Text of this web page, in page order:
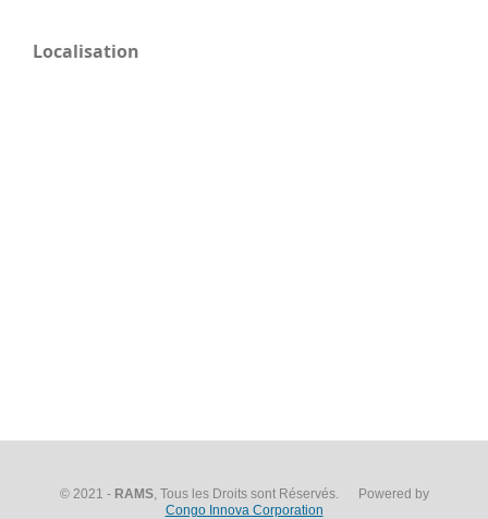
Localisation
© 2021 - RAMS, Tous les Droits sont Réservés. Powered by
Congo Innova Corporation